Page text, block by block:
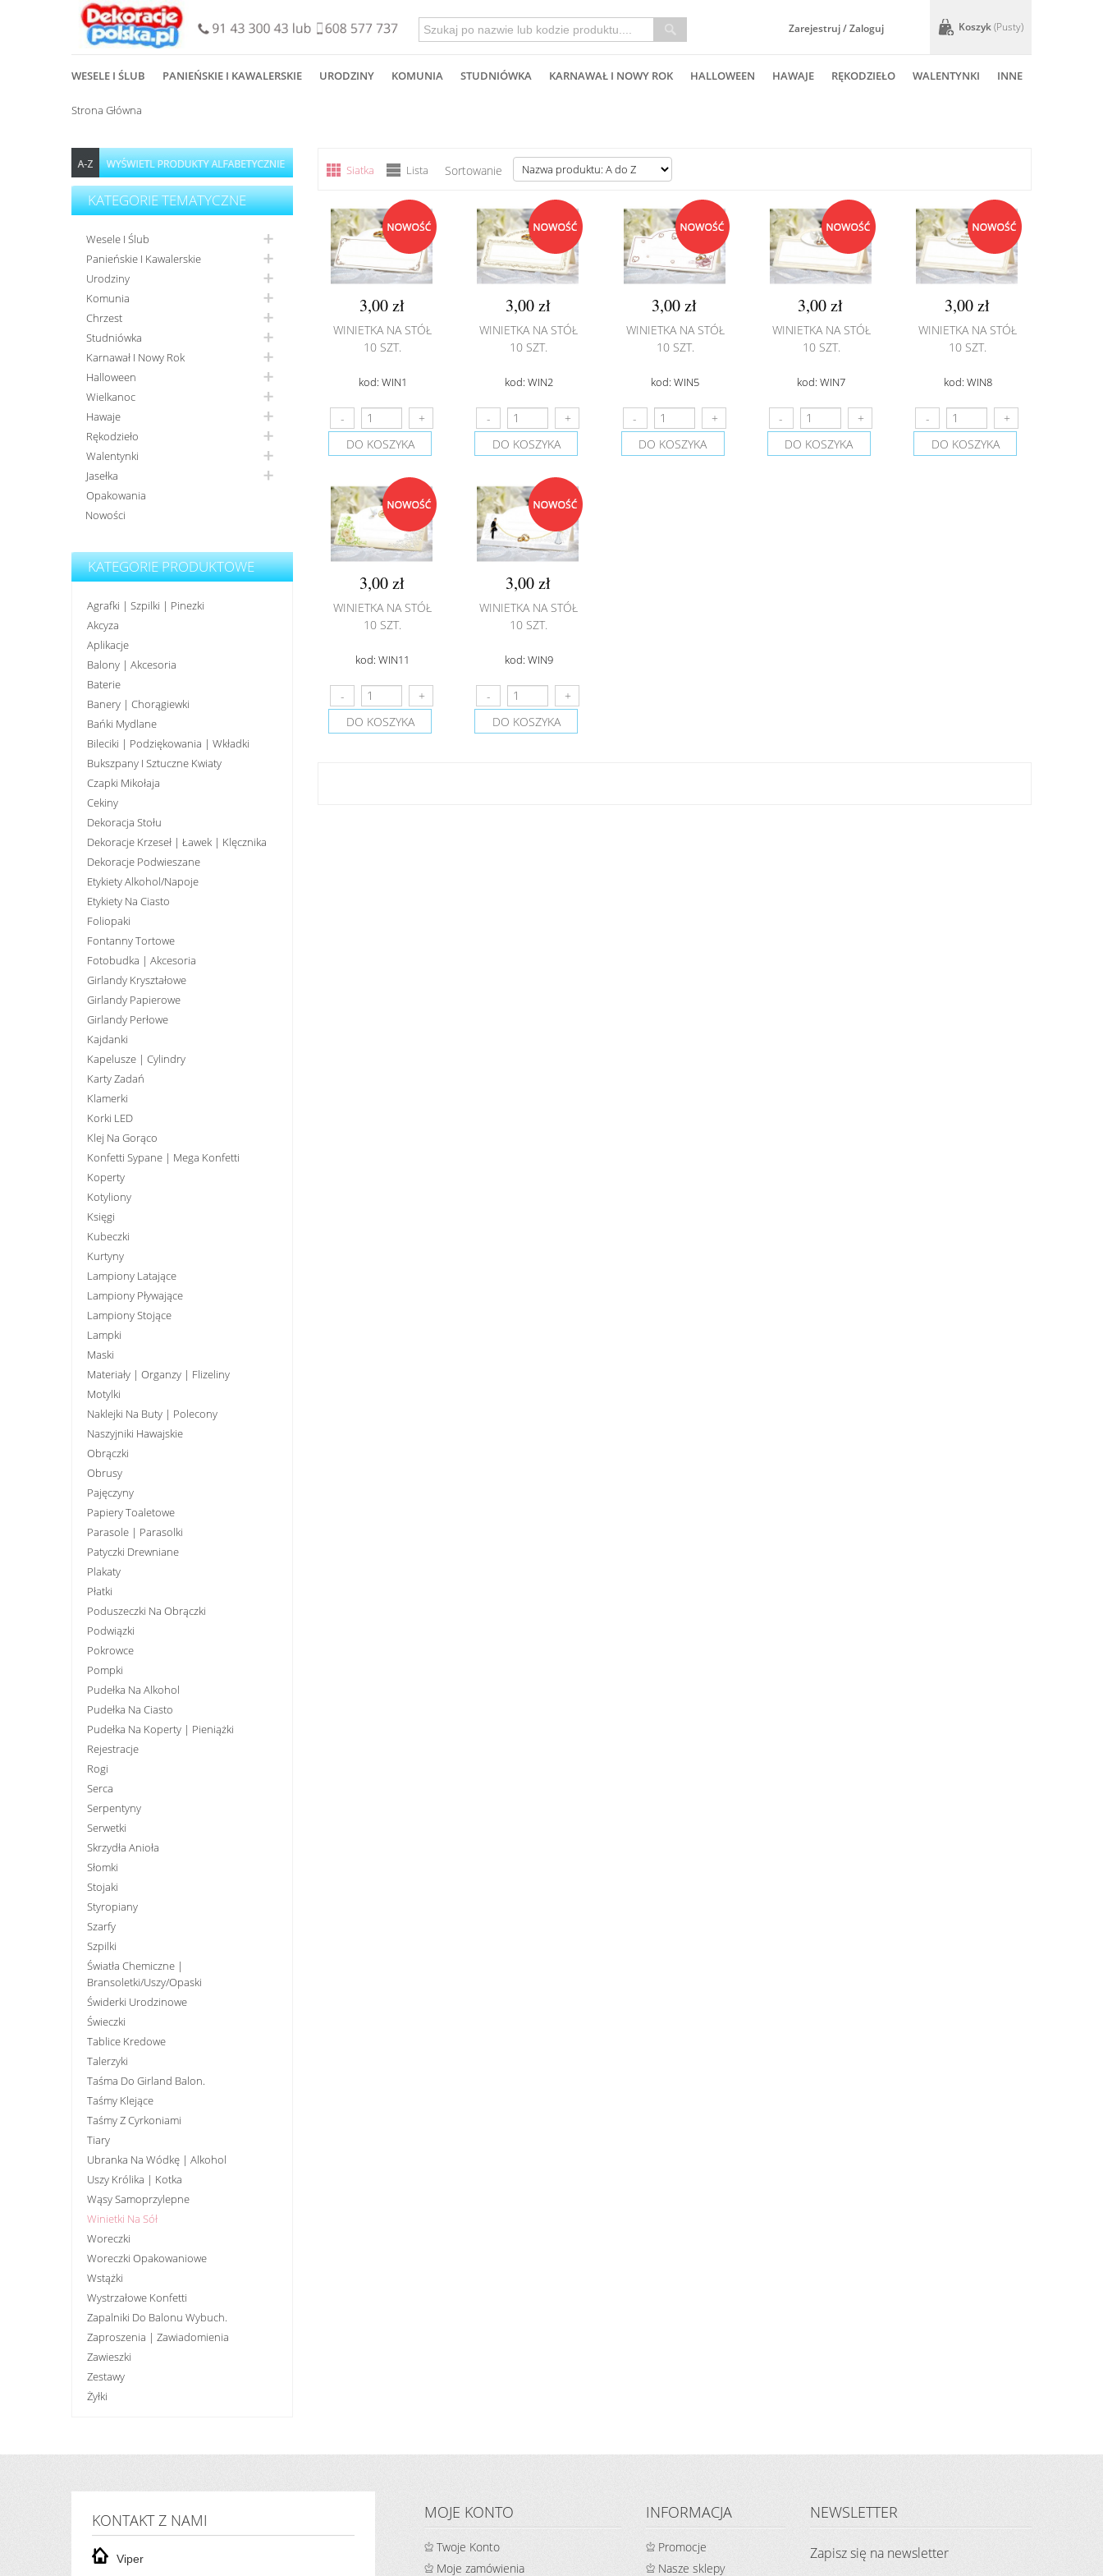
Zarejestruj / Zaloguj Koszyk(pusty)
WESELE I ŚLUB PANIEŃSKIE I KAWALERSKIE URODZINY KOMUNIA STUDNIÓWKA KARNAWAŁ I NOWY ROK HALLOWEEN HAWAJE RĘKODZIEŁO WALENTYNKI INNE
Strona Główna
KATEGORIE TEMATYCZNE
Wesele I Ślub
Panieńskie I Kawalerskie
Urodziny
Komunia
Chrzest
Studniówka
Karnawał I Nowy Rok
Halloween
Wielkanoc
Hawaje
Rękodzieło
Walentynki
Jasełka
Opakowania
Nowości
KATEGORIE PRODUKTOWE
Agrafki | Szpilki | Pinezki
Akcyza
Aplikacje
Balony | Akcesoria
Baterie
Banery | Chorągiewki
Bańki Mydlane
Bileciki | Podziękowania | Wkładki
Bukszpany I Sztuczne Kwiaty
Czapki Mikołaja
Cekiny
Dekoracja Stołu
Dekoracje Krzeseł | Ławek | Klęcznika
Dekoracje Podwieszane
Etykiety Alkohol/Napoje
Etykiety Na Ciasto
Foliopaki
Fontanny Tortowe
Fotobudka | Akcesoria
Girlandy Kryształowe
Girlandy Papierowe
Girlandy Perłowe
Kajdanki
Kapelusze | Cylindry
Karty Zadań
Klamerki
Korki LED
Klej Na Gorąco
Konfetti Sypane | Mega Konfetti
Koperty
Kotyliony
Księgi
Kubeczki
Kurtyny
Lampiony Latające
Lampiony Pływające
Lampiony Stojące
Lampki
Maski
Materiały | Organzy | Flizeliny
Motylki
Naklejki Na Buty | Polecony
Naszyjniki Hawajskie
Obrączki
Obrusy
Pajęczyny
Papiery Toaletowe
Parasole | Parasolki
Patyczki Drewniane
Plakaty
Płatki
Poduszeczki Na Obrączki
Podwiązki
Pokrowce
Pompki
Pudełka Na Alkohol
Pudełka Na Ciasto
Pudełka Na Koperty | Pieniążki
Rejestracje
Rogi
Serca
Serpentyny
Serwetki
Skrzydła Anioła
Słomki
Stojaki
Styropiany
Szarfy
Szpilki
Światła Chemiczne |
Bransoletki/uszy/opaski
Świderki Urodzinowe
Świeczki
Tablice Kredowe
Talerzyki
Taśma Do Girland Balon.
Taśmy Klejące
Taśmy Z Cyrkoniami
Tiary
Ubranka Na Wódkę | Alkohol
Uszy Królika | Kotka
Wąsy Samoprzylepne
Winietki Na Sół
Woreczki
Woreczki Opakowaniowe
Wstążki
Wystrzałowe Konfetti
Zapalniki Do Balonu Wybuch.
Zaproszenia | Zawiadomienia
Zawieszki
Zestawy
Żyłki
Siatka Lista Sortowanie
3,00 zł
WINIETKA NA STÓŁ
10 SZT.
kod: WIN1
DO KOSZYKA
3,00 zł
WINIETKA NA STÓŁ
10 SZT.
kod: WIN2
DO KOSZYKA
3,00 zł
WINIETKA NA STÓŁ
10 SZT.
kod: WIN5
DO KOSZYKA
3,00 zł
WINIETKA NA STÓŁ
10 SZT.
kod: WIN7
DO KOSZYKA
3,00 zł
WINIETKA NA STÓŁ
10 SZT.
kod: WIN8
DO KOSZYKA
3,00 zł
WINIETKA NA STÓŁ
10 SZT.
kod: WIN11
DO KOSZYKA
3,00 zł
WINIETKA NA STÓŁ
10 SZT.
kod: WIN9
DO KOSZYKA
KONTAKT Z NAMI
Viper
MOJE KONTO
Twoje Konto
Moje zamówienia
INFORMACJA
Promocje
Nasze sklepy
NEWSLETTER
Zapisz się na newsletter